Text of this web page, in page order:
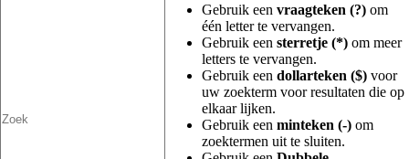
Gebruik een vraagteken (?) om
één letter te vervangen.
Gebruik een sterretje (*) om meer
letters te vervangen.
Gebruik een dollarteken ($) voor
uw zoekterm voor resultaten die op
elkaar lijken.
Gebruik een minteken (-) om
zoektermen uit te sluiten.